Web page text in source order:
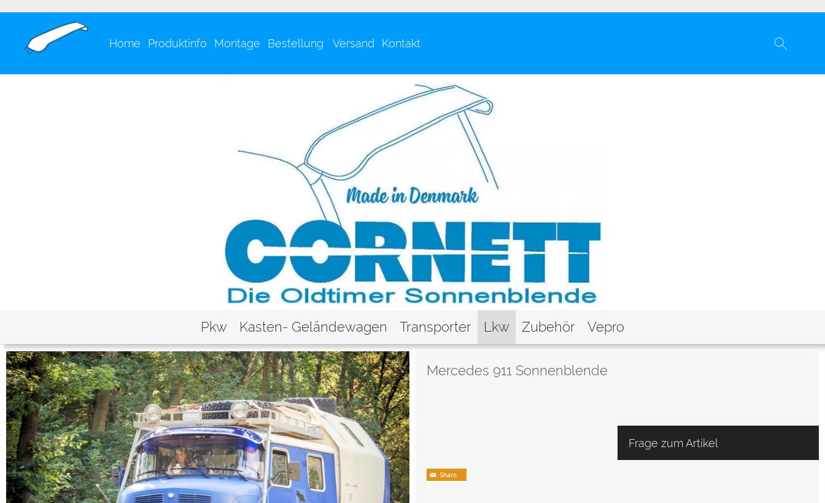
Home Produktinfo Montage Bestellung Versand Kontakt
Pkw Kasten- Geländewagen Transporter Lkw Zubehör Vepro
Mercedes 911 Sonnenblende
Frage zum Artikel